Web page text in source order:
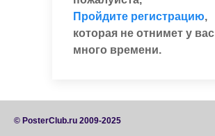
Пройдите регистрацию,
которая не отнимет у вас
много времени.
© PosterClub.ru 2009-2025